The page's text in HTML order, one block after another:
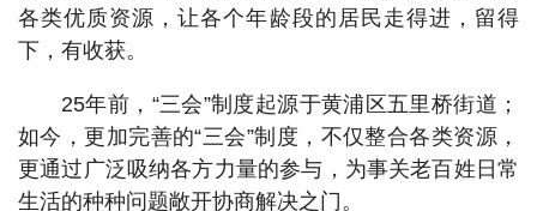
各类优质资源，让各个年龄段的居民走得进，留得
下，有收获。
25年前，“三会”制度起源于黄浦区五里桥街道；
如今，更加完善的“三会”制度，不仅整合各类资源，
更通过广泛吸纳各方力量的参与，为事关老百姓日常
生活的种种问题敞开协商解决之门。